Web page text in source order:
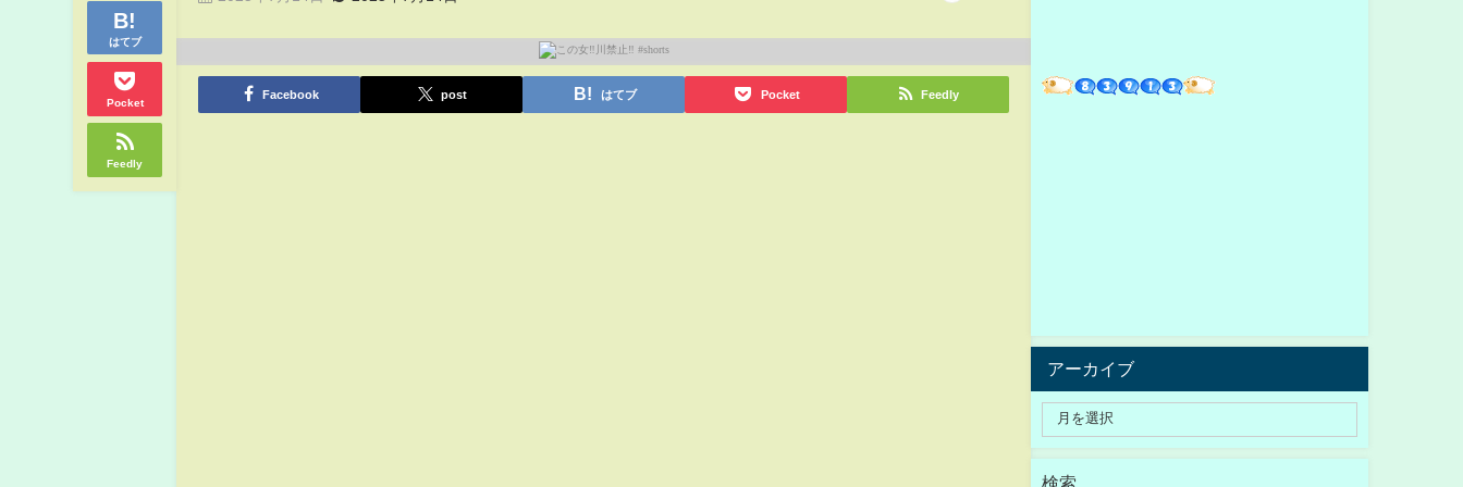
はてブ
Pocket
Feedly
Facebook post はてブ Pocket Feedly
アーカイブ
検索